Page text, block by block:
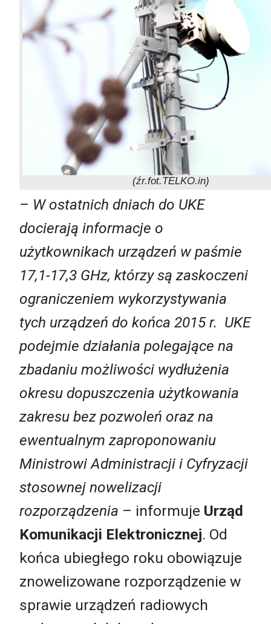
(źr.fot.TELKO.in)
– W ostatnich dniach do UKE
docierają informacje o
użytkownikach urządzeń w paśmie
17,1-17,3 GHz, którzy są zaskoczeni
ograniczeniem wykorzystywania
tych urządzeń do końca 2015 r. UKE
podejmie działania polegające na
zbadaniu możliwości wydłużenia
okresu dopuszczenia użytkowania
zakresu bez pozwoleń oraz na
ewentualnym zaproponowaniu
Ministrowi Administracji i Cyfryzacji
stosownej nowelizacji
rozporządzenia – informuje Urząd
Komunikacji Elektronicznej. Od
końca ubiegłego roku obowiązuje
znowelizowane rozporządzenie w
sprawie urządzeń radiowych